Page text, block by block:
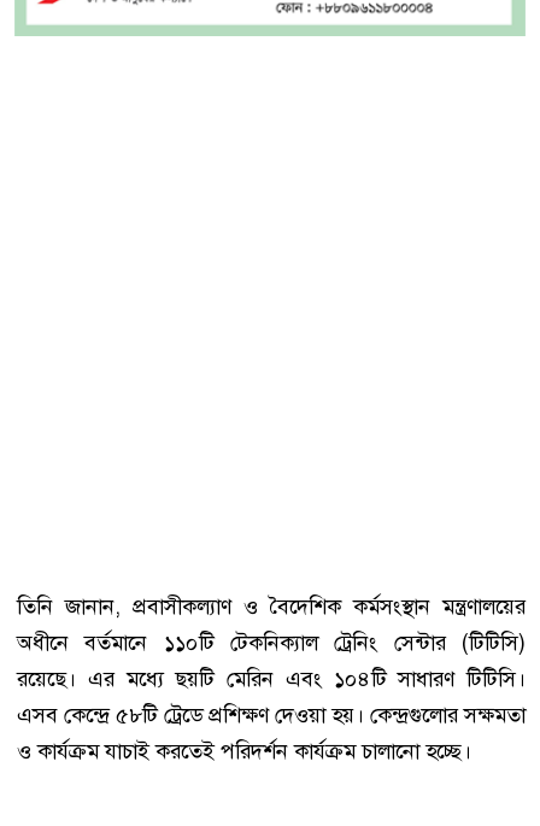
তিনি জানান, প্রবাসীকল্যাণ ও বৈদেশিক কর্মসংস্থান মন্ত্রণালয়ের
অধীনে বর্তমানে ১১০টি টেকনিক্যাল ট্রেনিং সেন্টার (টিটিসি)
রয়েছে। এর মধ্যে ছয়টি মেরিন এবং ১০৪টি সাধারণ টিটিসি।
এসব কেন্দ্রে ৫৮টি ট্রেডে প্রশিক্ষণ দেওয়া হয়। কেন্দ্রগুলোর সক্ষমতা
ও কার্যক্রম যাচাই করতেই পরিদর্শন কার্যক্রম চালানো হচ্ছে।